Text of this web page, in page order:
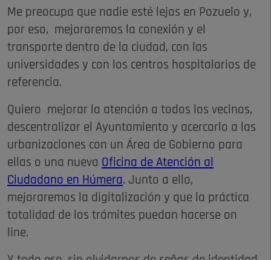
Me preocupa que nadie esté lejos en Pozuelo y,
por eso, mejoraremos la conexión y el
transporte dentro de la ciudad, con las
universidades y con los centros hospitalarios de
referencia.
Quiero mejorar la atención a todos los vecinos,
descentralizar el Ayuntamiento y acercarlo a las
urbanizaciones con un Área de Gobierno para
ellas o una nueva Oficina de Atención al
Ciudadano en Húmera. Junto a ello,
mejoraremos la digitalización y que la práctica
totalidad de los trámites puedan hacerse on
line.